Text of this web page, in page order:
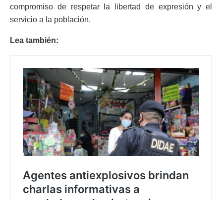
compromiso de respetar la libertad de expresión y el
servicio a la población.
Lea también: